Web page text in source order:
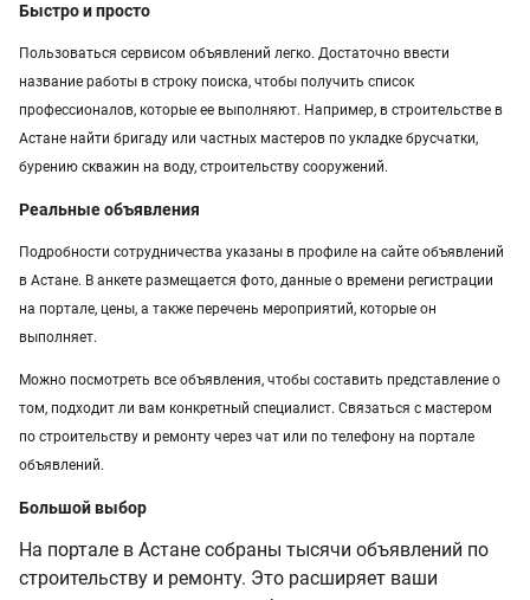
Быстро и просто
Пользоваться сервисом объявлений легко. Достаточно ввести
название работы в строку поиска, чтобы получить список
профессионалов, которые ее выполняют. Например, в строительстве в
Астане найти бригаду или частных мастеров по укладке брусчатки,
бурению скважин на воду, строительству сооружений.
Реальные объявления
Подробности сотрудничества указаны в профиле на сайте объявлений
в Астане. В анкете размещается фото, данные о времени регистрации
на портале, цены, а также перечень мероприятий, которые он
выполняет.
Можно посмотреть все объявления, чтобы составить представление о
том, подходит ли вам конкретный специалист. Связаться с мастером
по строительству и ремонту через чат или по телефону на портале
объявлений.
Большой выбор
На портале в Астане собраны тысячи объявлений по
строительству и ремонту. Это расширяет ваши